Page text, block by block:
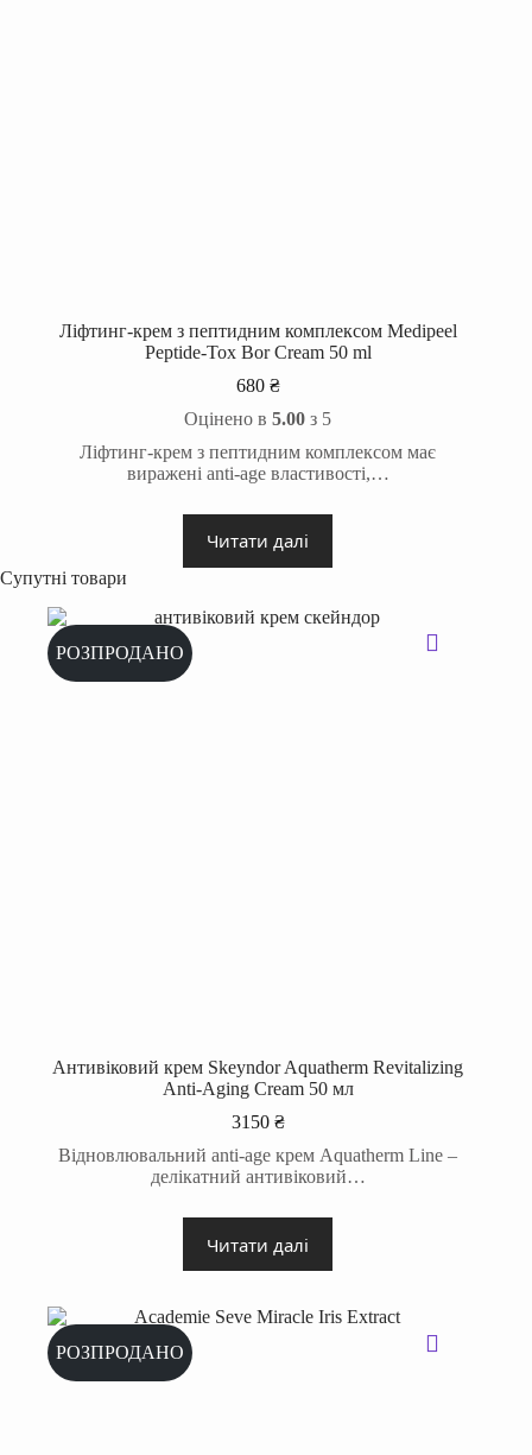
Ліфтинг-крем з пептидним комплексом Medipeel
Peptide-Tox Bor Cream 50 ml
680 ₴
Оцінено в5.00 з 5
Ліфтинг-крем з пептидним комплексом має
виражені anti-age властивості,…
Читати далі
Супутні товари
РОЗПРОДАНО
Антивіковий крем Skeyndor Aquatherm Revitalizing
Anti-Aging Cream 50 мл
3150 ₴
Відновлювальний anti-age крем Aquatherm Line –
делікатний антивіковий…
Читати далі
РОЗПРОДАНО